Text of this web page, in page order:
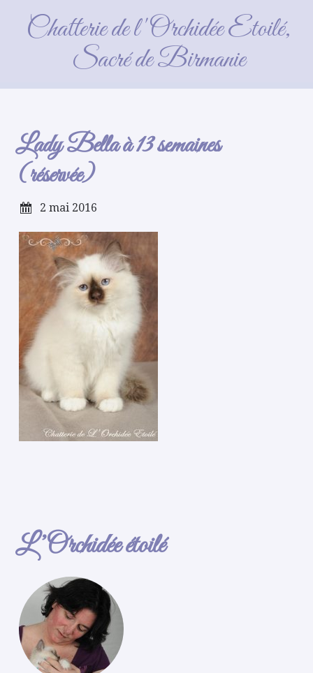
Chatterie de l'Orchidée Etoilé,
Sacré de Birmanie
Lady Bella à 13 semaines
(réservée)
Lady Bella à 13 semaines
(réservée)
2 mai 2016
L’Orchidée étoilé